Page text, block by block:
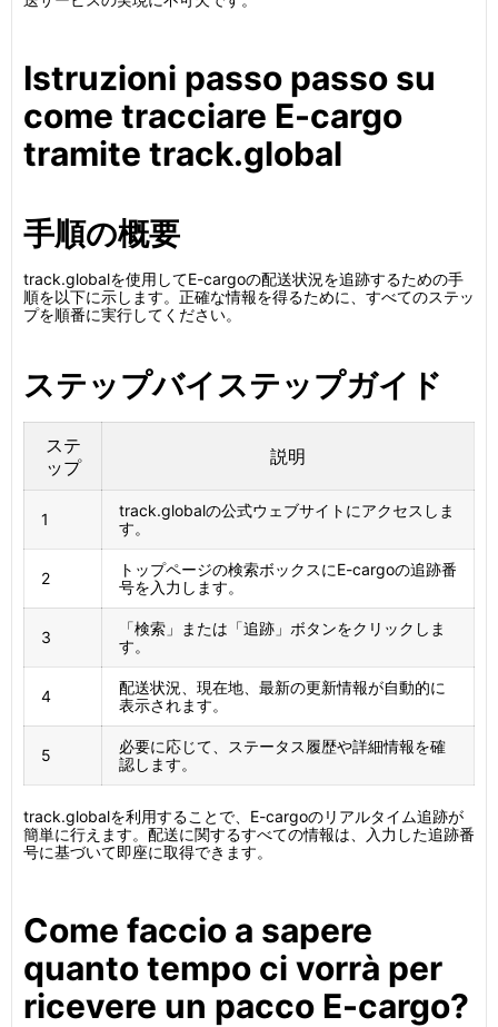
Istruzioni passo passo su
come tracciare E-cargo
tramite track.global
手順の概要
track.globalを使用してE-cargoの配送状況を追跡するための手
順を以下に示します。正確な情報を得るために、すべてのステッ
プを順番に実行してください。
ステップバイステップガイド
ステ
ップ
説明
1
track.globalの公式ウェブサイトにアクセスしま
す。
2
トップページの検索ボックスにE-cargoの追跡番
号を入力します。
3
「検索」または「追跡」ボタンをクリックしま
す。
4
配送状況、現在地、最新の更新情報が自動的に
表示されます。
5
必要に応じて、ステータス履歴や詳細情報を確
認します。
track.globalを利用することで、E-cargoのリアルタイム追跡が
簡単に行えます。配送に関するすべての情報は、入力した追跡番
号に基づいて即座に取得できます。
Come faccio a sapere
quanto tempo ci vorrà per
ricevere un pacco E-cargo?